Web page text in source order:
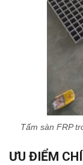
Tấm sàn FRP
ƯU ĐIỂM